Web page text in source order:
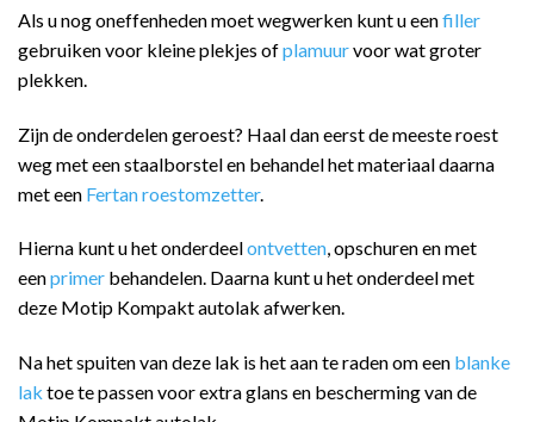
Als u nog oneffenheden moet wegwerken kunt u eenfiller
gebruiken voor kleine plekjes ofplamuurvoor wat groter
plekken.
Zijn de onderdelen geroest? Haal dan eerst de meeste roest
weg met een staalborstel en behandel het materiaal daarna
met een Fertan roestomzetter.
Hierna kunt u het onderdeelontvetten, opschuren en met
eenprimer behandelen. Daarna kunt u het onderdeel met
deze Motip Kompakt autolak afwerken.
Na het spuiten van deze lak is het aan te raden om een blanke
lak toe te passen voor extra glans en bescherming van de